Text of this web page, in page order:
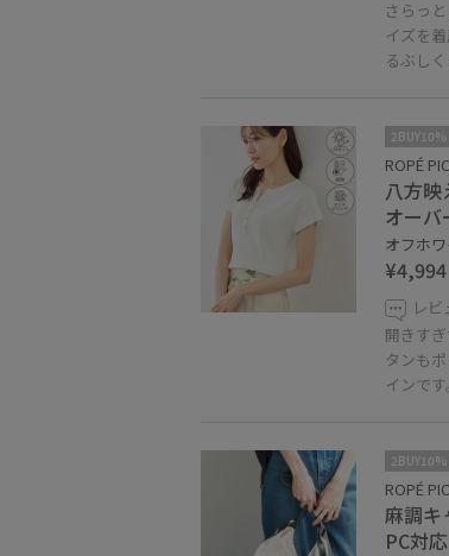
さらっ
イズを
るぶし
ROPÉ
八方映
オーバ
オフホ
¥4,994
レビ
開きす
タンも
インです。
ROPÉ
麻調キ
PC対応